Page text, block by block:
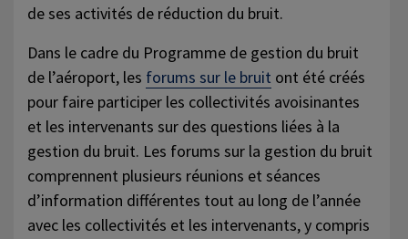
de ses activités de réduction du bruit.
Dans le cadre du Programme de gestion du bruit
de l’aéroport, les forums sur le bruit ont été créés
pour faire participer les collectivités avoisinantes
et les intervenants sur des questions liées à la
gestion du bruit. Les forums sur la gestion du bruit
comprennent plusieurs réunions et séances
d’information différentes tout au long de l’année
avec les collectivités et les intervenants, y compris